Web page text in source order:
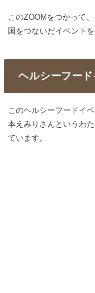
このZOOMをつかって
国をつないだイベント
ヘルシーフード
このヘルシーフードイ
本えみりさんというわ
ています。